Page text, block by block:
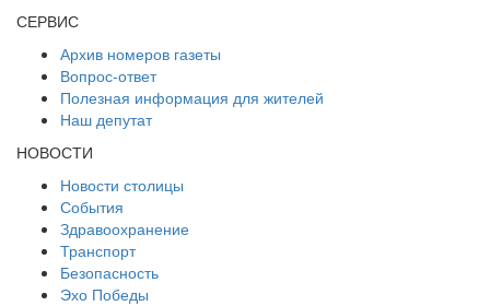
СЕРВИС
Архив номеров газеты
Вопрос-ответ
Полезная информация для жителей
Наш депутат
НОВОСТИ
Новости столицы
События
Здравоохранение
Транспорт
Безопасность
Эхо Победы